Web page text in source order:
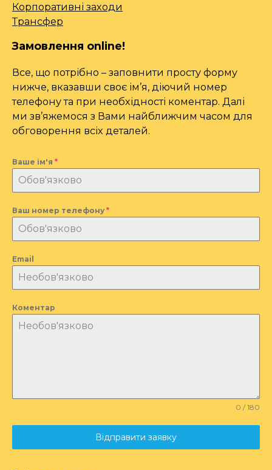
Корпоративні заходи
Трансфер
Замовлення online!
Все, що потрібно – заповнити просту форму
нижче, вказавши своє ім’я, діючий номер
телефону та при необхідності коментар. Далі
ми зв’яжемося з Вами найближчим часом для
обговорення всіх деталей.
Ваше ім'я *
Ваш номер телефону *
Email
Коментар
0 / 180
Відправити заявку